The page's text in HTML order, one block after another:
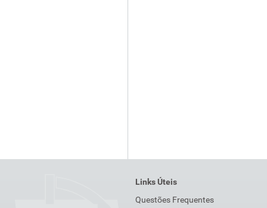
Links Úteis
Questões Frequentes